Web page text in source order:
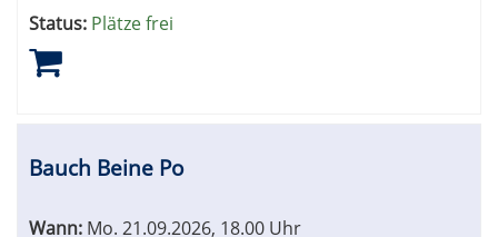
Status: Plätze frei
Bauch Beine Po
Wann: Mo. 21.09.2026, 18.00 Uhr